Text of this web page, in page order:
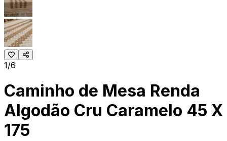
1/6
Caminho de Mesa Renda
Algodão Cru Caramelo 45 X
175